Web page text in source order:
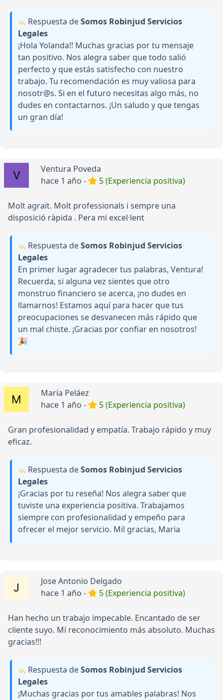
Respuesta deSomos Robinjud Servicios
Legales
¡Hola Yolanda!! Muchas gracias por tu mensaje
tan positivo. Nos alegra saber que todo salió
perfecto y que estás satisfecho con nuestro
trabajo. Tu recomendación es muy valiosa para
nosotr@s. Si en el futuro necesitas algo más, no
dudes en contactarnos. ¡Un saludo y que tengas
un gran día!
Ventura Poveda
hace 1 año -
5 (Experiencia positiva)
Molt agraït. Molt professionals i sempre una
disposició ràpida . Pera mi excel·lent
Respuesta deSomos Robinjud Servicios
Legales
En primer lugar agradecer tus palabras, Ventura!
Recuerda, si alguna vez sientes que otro
monstruo financiero se acerca, ¡no dudes en
llamarnos! Estamos aquí para hacer que tus
preocupaciones se desvanecen más rápido que
un mal chiste. ¡Gracias por confiar en nosotros!
🎉
María Peláez
hace 1 año -
5 (Experiencia positiva)
Gran profesionalidad y empatía. Trabajo rápido y muy
eficaz.
Respuesta deSomos Robinjud Servicios
Legales
¡Gracias por tu reseña! Nos alegra saber que
tuviste una experiencia positiva. Trabajamos
siempre con profesionalidad y empeño para
ofrecer el mejor servicio. Mil gracias, Maria
Jose Antonio Delgado
hace 1 año -
5 (Experiencia positiva)
Han hecho un trabajo impecable. Encantado de ser
cliente suyo. Mí reconocimiento más absoluto. Muchas
gracias!!!
Respuesta deSomos Robinjud Servicios
Legales
¡Muchas gracias por tus amables palabras! Nos